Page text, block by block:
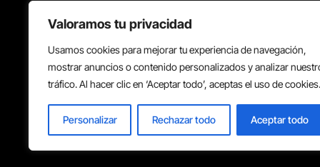
Valoramos tu privacidad
Usamos cookies para mejorar tu experiencia de navegación,
mostrar anuncios o contenido personalizados y analizar
tráfico. Al hacer clic en ‘Aceptar todo’, aceptas el uso de cookies.
Personalizar Rechazar todo Aceptar todo
¡Las mejores ofertas!
Back to school
Política de privacidad